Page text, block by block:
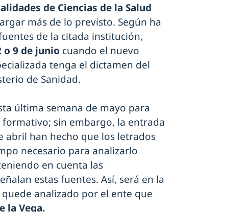
de Ciencias de la Salud
más de lo previsto. Según ha
de la citada institución,
o 9 de junio cuando el nuevo
tenga el dictamen del
de Sanidad.
última semana de mayo para
sin embargo, la entrada
abril han hecho que los letrados
necesario para analizarlo
en cuenta las
estas fuentes. Así, será en la
analizado por el ente que
la Vega.